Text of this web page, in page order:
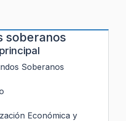
soberanos
Soberanos
Económica y